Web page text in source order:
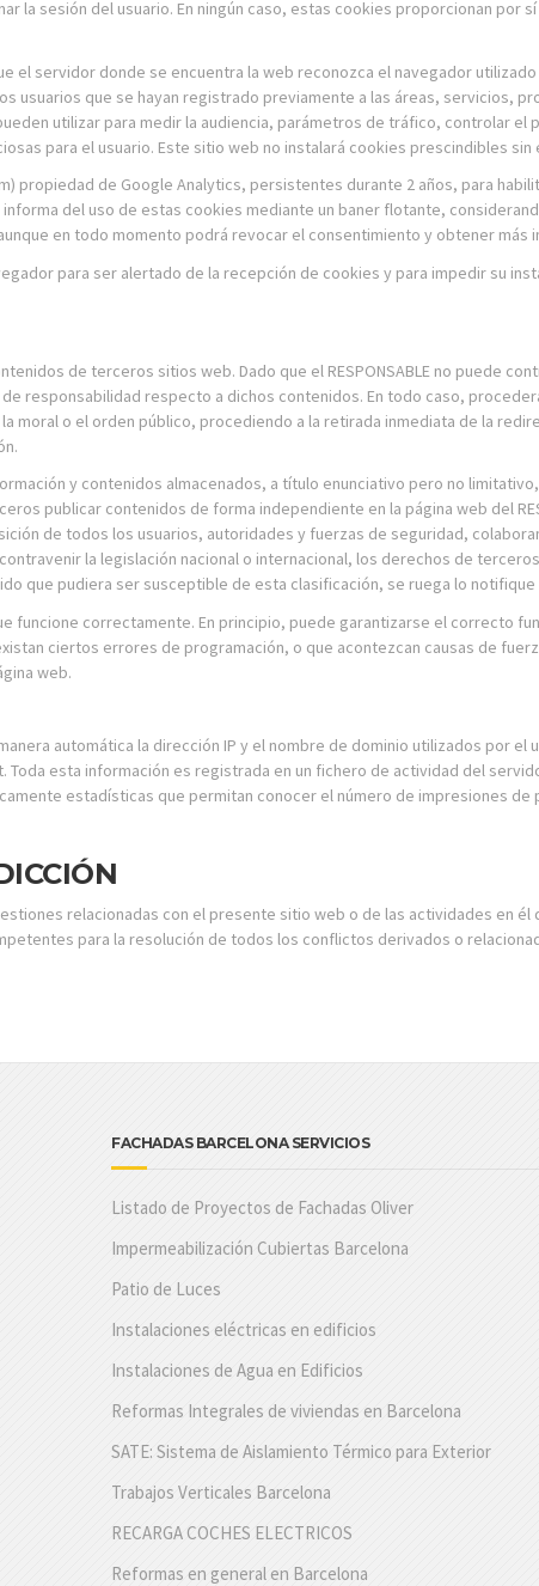
la sesión del usuario. En ningún caso, estas cookies proporcionan por
el servidor donde se encuentra la web reconozca el navegador
usuarios que se hayan registrado previamente a las áreas, servicios,
utilizar para medir la audiencia, parámetros de tráfico, controlar
para el usuario. Este sitio web no instalará cookies prescindibles
propiedad de Google Analytics, persistentes durante 2 años, para
del uso de estas cookies mediante un baner flotante,
en todo momento podrá revocar el consentimiento y obtener
para ser alertado de la recepción de cookies y para impedir su
de terceros sitios web. Dado que el RESPONSABLE no puede
responsabilidad respecto a dichos contenidos. En todo caso,
moral o el orden público, procediendo a la retirada inmediata de la
y contenidos almacenados, a título enunciativo pero no
publicar contenidos de forma independiente en la página web del
de todos los usuarios, autoridades y fuerzas de seguridad,
la legislación nacional o internacional, los derechos de
que pudiera ser susceptible de esta clasificación, se ruega lo
funcione correctamente. En principio, puede garantizarse el correcto
ciertos errores de programación, o que acontezcan causas de
web.
automática la dirección IP y el nombre de dominio utilizados por el
Toda esta información es registrada en un fichero de actividad del
estadísticas que permitan conocer el número de impresiones
relacionadas con el presente sitio web o de las actividades en
para la resolución de todos los conflictos derivados o
FACHADAS BARCELONA SERVICIOS
Listado de Proyectos de Fachadas Oliver
Impermeabilización Cubiertas Barcelona
Patio de Luces
Instalaciones eléctricas en edificios
Instalaciones de Agua en Edificios
Reformas Integrales de viviendas en Barcelona
SATE: Sistema de Aislamiento Térmico para Exterior
Trabajos Verticales Barcelona
RECARGA COCHES ELECTRICOS
Reformas en general en Barcelona